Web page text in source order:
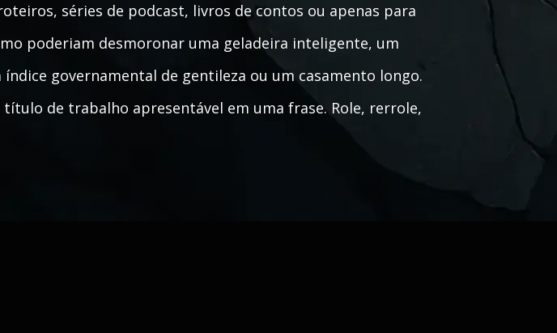
séries de podcast, livros de contos ou apenas para
poderiam desmoronar uma geladeira inteligente, um
governamental de gentileza ou um casamento longo.
título de trabalho apresentável em uma frase. Role, rerrole,